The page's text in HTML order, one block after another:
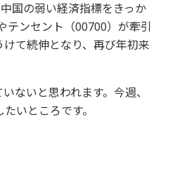
国の弱い経済指標をきっか
テンセント（00700）が牽引
て続伸となり、再び年初来
ないと思われます。今週、
いところです。